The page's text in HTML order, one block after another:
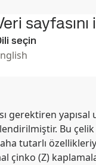
seçin
gerektiren
Bu çelik
tutarlı
çinko (Z)